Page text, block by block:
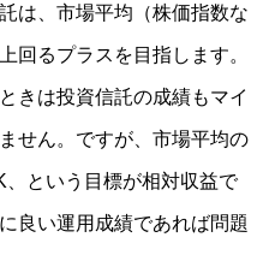
は、市場平均（株価指数な
回るプラスを目指します。
きは投資信託の成績もマイ
せん。ですが、市場平均の
という目標が相対収益で
良い運用成績であれば問題